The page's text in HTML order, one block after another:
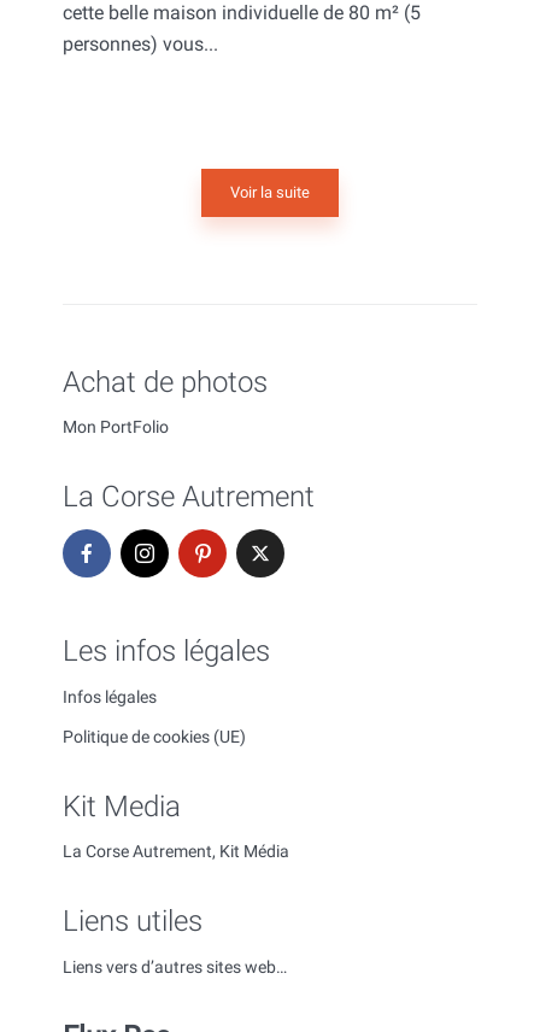
cette belle maison individuelle de 80 m² (5
personnes) vous...
Voir la suite
Achat de photos
Mon PortFolio
La Corse Autrement
Les infos légales
Infos légales
Politique de cookies (UE)
Kit Media
La Corse Autrement, Kit Média
Liens utiles
Liens vers d’autres sites web…